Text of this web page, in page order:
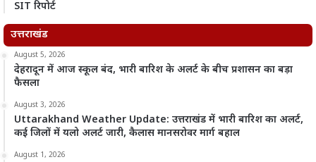
SIT रिपोर्ट
उत्तराखंड
August 5, 2026
देहरादून में आज स्कूल बंद, भारी बारिश के अलर्ट के बीच प्रशासन का बड़ा
फैसला
August 3, 2026
Uttarakhand Weather Update: उत्तराखंड में भारी बारिश का अलर्ट,
कई जिलों में यलो अलर्ट जारी, कैलास मानसरोवर मार्ग बहाल
August 1, 2026